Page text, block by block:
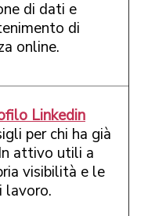
di dati e
di
online.
Linkedin
per chi ha già
attivo utili a
visibilità e le
lavoro.